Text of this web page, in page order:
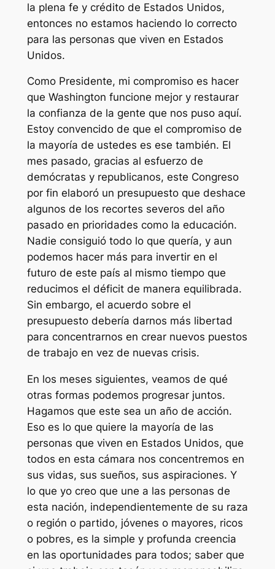
la plena fe y crédito de Estados Unidos,
entonces no estamos haciendo lo correcto
para las personas que viven en Estados
Unidos.
Como Presidente, mi compromiso es hacer
que Washington funcione mejor y restaurar
la confianza de la gente que nos puso aquí.
Estoy convencido de que el compromiso de
la mayoría de ustedes es ese también. El
mes pasado, gracias al esfuerzo de
demócratas y republicanos, este Congreso
por fin elaboró un presupuesto que deshace
algunos de los recortes severos del año
pasado en prioridades como la educación.
Nadie consiguió todo lo que quería, y aun
podemos hacer más para invertir en el
futuro de este país al mismo tiempo que
reducimos el déficit de manera equilibrada.
Sin embargo, el acuerdo sobre el
presupuesto debería darnos más libertad
para concentrarnos en crear nuevos puestos
de trabajo en vez de nuevas crisis.
En los meses siguientes, veamos de qué
otras formas podemos progresar juntos.
Hagamos que este sea un año de acción.
Eso es lo que quiere la mayoría de las
personas que viven en Estados Unidos, que
todos en esta cámara nos concentremos en
sus vidas, sus sueños, sus aspiraciones. Y
lo que yo creo que une a las personas de
esta nación, independientemente de su raza
o región o partido, jóvenes o mayores, ricos
o pobres, es la simple y profunda creencia
en las oportunidades para todos; saber que